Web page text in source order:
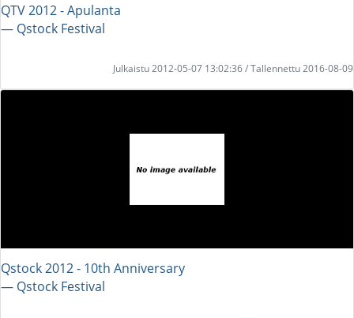
QTV 2012 - Apulanta
― Qstock Festival
Julkaistu 2012-05-07 13:02:36 / Tallennettu 2016-08-09
Qstock 2012 - 10th Anniversary
― Qstock Festival